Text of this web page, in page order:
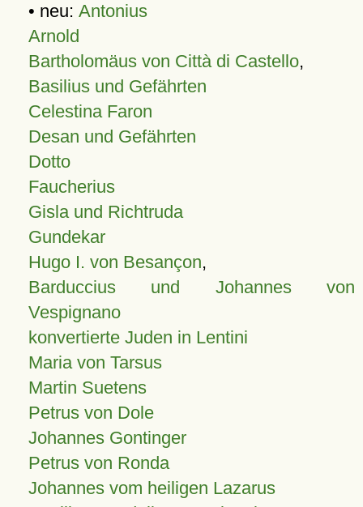
• neu: Antonius
Arnold
Bartholomäus von Città di Castello,
Basilius und Gefährten
Celestina Faron
Desan und Gefährten
Dotto
Faucherius
Gisla und Richtruda
Gundekar
Hugo I. von Besançon,
Barduccius und Johannes von
Vespignano
konvertierte Juden in Lentini
Maria von Tarsus
Martin Suetens
Petrus von Dole
Johannes Gontinger
Petrus von Ronda
Johannes vom heiligen Lazarus